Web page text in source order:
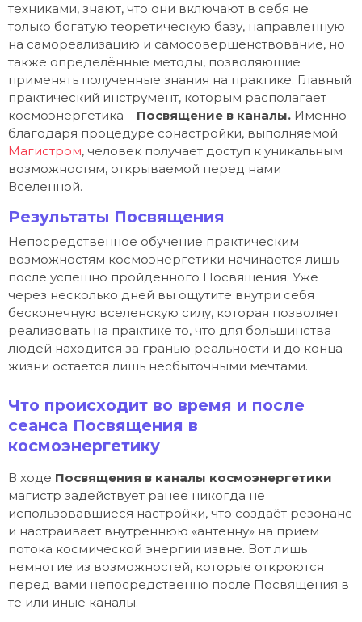
техниками, знают, что они включают в себя не
только богатую теоретическую базу, направленную
на самореализацию и самосовершенствование, но
также определённые методы, позволяющие
применять полученные знания на практике. Главный
практический инструмент, которым располагает
космоэнергетика – Посвящение в каналы. Именно
благодаря процедуре сонастройки, выполняемой
Магистром, человек получает доступ к уникальным
возможностям, открываемой перед нами
Вселенной.
Результаты Посвящения
Непосредственное обучение практическим
возможностям космоэнергетики начинается лишь
после успешно пройденного Посвящения. Уже
через несколько дней вы ощутите внутри себя
бесконечную вселенскую силу, которая позволяет
реализовать на практике то, что для большинства
людей находится за гранью реальности и до конца
жизни остаётся лишь несбыточными мечтами.
Что происходит во время и после
сеанса Посвящения в
космоэнергетику
В ходе Посвящения в каналы космоэнергетики
магистр задействует ранее никогда не
использовавшиеся настройки, что создаёт резонанс
и настраивает внутреннюю «антенну» на приём
потока космической энергии извне. Вот лишь
немногие из возможностей, которые откроются
перед вами непосредственно после Посвящения в
те или иные каналы.